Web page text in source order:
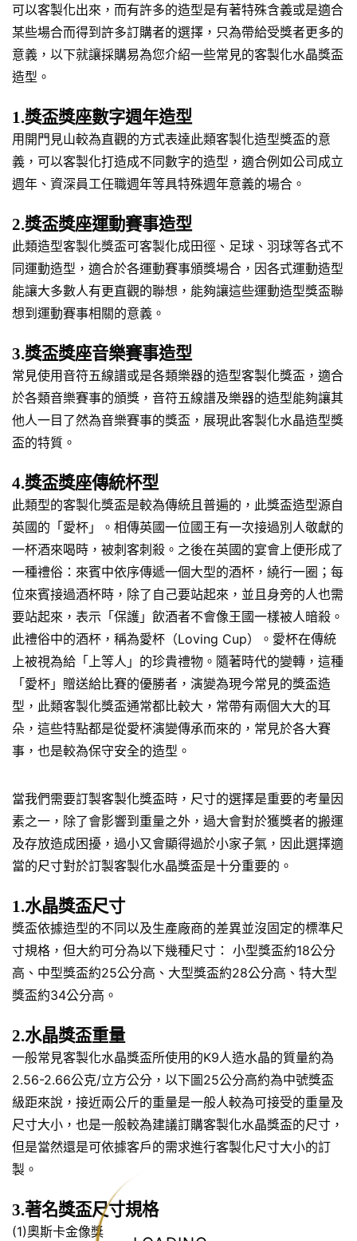
可以客製化出來，而有許多的造型是有著特殊含義或是適合
某些場合而得到許多訂購者的選擇，只為帶給受獎者更多的
意義，以下就讓採購易為您介紹一些常見的客製化水晶獎盃
造型。
1.獎盃獎座數字週年造型
用開門見山較為直觀的方式表達此類客製化造型獎盃的意
義，可以客製化打造成不同數字的造型，適合例如公司成立
週年、資深員工任職週年等具特殊週年意義的場合。
2.獎盃獎座運動賽事造型
此類造型客製化獎盃可客製化成田徑、足球、羽球等各式不
同運動造型，適合於各運動賽事頒獎場合，因各式運動造型
能讓大多數人有更直觀的聯想，能夠讓這些運動造型獎盃聯
想到運動賽事相關的意義。
3.獎盃獎座音樂賽事造型
常見使用音符五線譜或是各類樂器的造型客製化獎盃，適合
於各類音樂賽事的頒獎，音符五線譜及樂器的造型能夠讓其
他人一目了然為音樂賽事的獎盃，展現此客製化水晶造型獎
盃的特質。
4.獎盃獎座傳統杯型
此類型的客製化獎盃是較為傳統且普遍的，此獎盃造型源自
英國的「愛杯」。相傳英國一位國王有一次接過別人敬獻的
一杯酒來喝時，被刺客刺殺。之後在英國的宴會上便形成了
一種禮俗：來賓中依序傳遞一個大型的酒杯，繞行一圈；每
位來賓接過酒杯時，除了自己要站起來，並且身旁的人也需
要站起來，表示「保護」飲酒者不會像王國一樣被人暗殺。
此禮俗中的酒杯，稱為愛杯（Loving Cup）。愛杯在傳統
上被視為給「上等人」的珍貴禮物。隨著時代的變轉，這種
「愛杯」贈送給比賽的優勝者，演變為現今常見的獎盃造
型，此類客製化獎盃通常都比較大，常帶有兩個大大的耳
朵，這些特點都是從愛杯演變傳承而來的，常見於各大賽
事，也是較為保守安全的造型。
當我們需要訂製客製化獎盃時，尺寸的選擇是重要的考量因
素之一，除了會影響到重量之外，過大會對於獲獎者的搬運
及存放造成困擾，過小又會顯得過於小家子氣，因此選擇適
當的尺寸對於訂製客製化水晶獎盃是十分重要的。
1.水晶獎盃尺寸
獎盃依據造型的不同以及生產廠商的差異並沒固定的標準尺
寸規格，但大約可分為以下幾種尺寸： 小型獎盃約18公分
高、中型獎盃約25公分高、大型獎盃約28公分高、特大型
獎盃約34公分高。
2.水晶獎盃重量
一般常見客製化水晶獎盃所使用的K9人造水晶的質量約為
2.56-2.66公克/立方公分，以下圖25公分高約為中號獎盃
級距來說，接近兩公斤的重量是一般人較為可接受的重量及
尺寸大小，也是一般較為建議訂購客製化水晶獎盃的尺寸，
但是當然還是可依據客戶的需求進行客製化尺寸大小的訂
製。
3.著名獎盃尺寸規格
(1)奧斯卡金像獎